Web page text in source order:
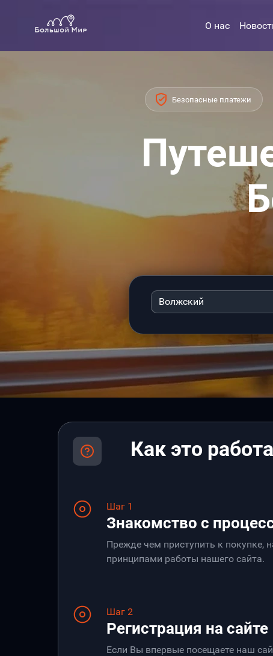
О нас
Безопасные платежи
Волжский
Как это
Шаг 1
Знакомство с
Прежде чем приступить к покупке,
принципами работы нашего сайта.
Шаг 2
Регистрация на сайте
Если Вы впервые посещаете наш